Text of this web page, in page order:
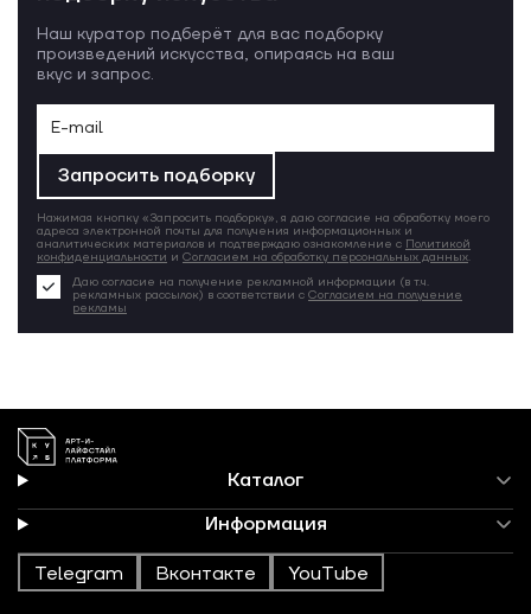
Наш куратор подберёт для вас подборку
произведений искусства, опираясь на ваш
вкус и запрос.
Запросить подборку
Нажимая кнопку «Запросить подборку», я даю согласие на обработку моего
адреса электронной почты для получения информационных и
аналитических материалов и подтверждаю ознакомление с Политикой
конфиденциальности и Согласием на обработку персональных данных.
Даю согласие на получение рекламной информации (в т.ч.
рекламных рассылок) в соответствии с Согласием на получение
рекламы
Каталог
Информация
Telegram Вконтакте YouTube